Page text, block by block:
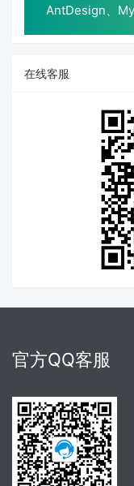
AntDesign、
在线客服
官方QQ客服